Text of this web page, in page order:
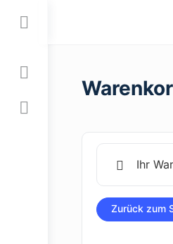
Side
Ihr
Zurück zum